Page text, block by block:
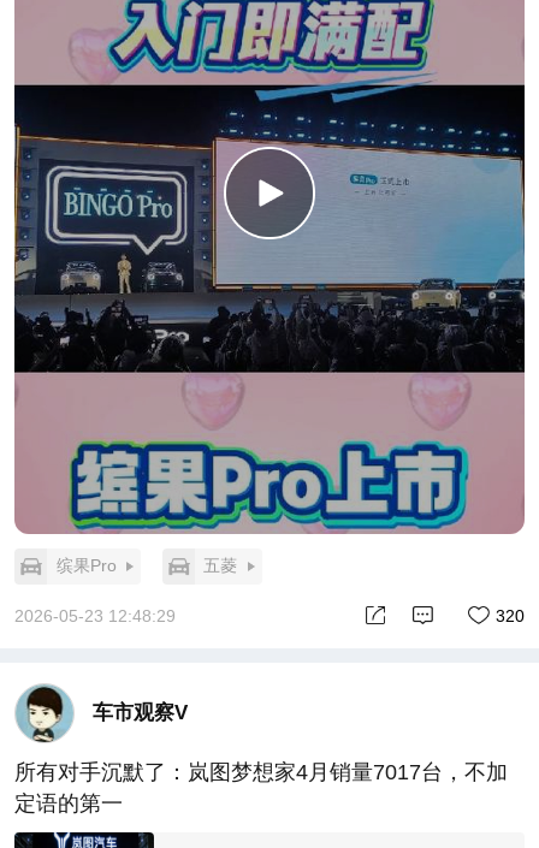
缤果Pro 五菱
2026-05-23 12:48:29 320
车市观察V
所有对手沉默了：岚图梦想家4月销量7017台，不加
定语的第一